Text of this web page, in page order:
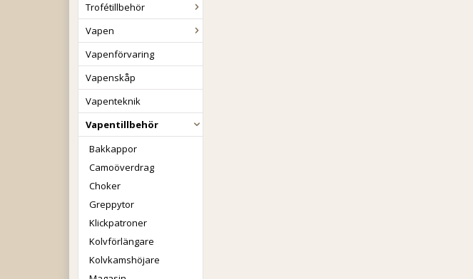
Trofétillbehör
Vapen
Vapenförvaring
Vapenskåp
Vapenteknik
Vapentillbehör
Bakkappor
Camoöverdrag
Choker
Greppytor
Klickpatroner
Kolvförlängare
Kolvkamshöjare